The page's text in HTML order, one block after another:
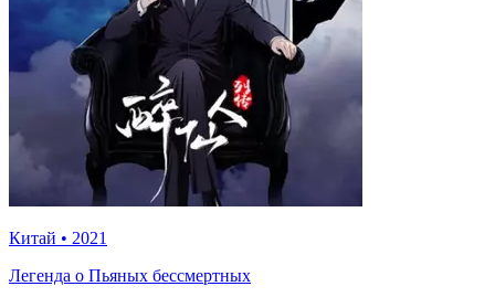
Китай • 2021
Легенда о Пьяных бессмертных